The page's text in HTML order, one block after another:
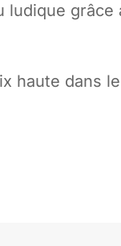
grâce
haute dans